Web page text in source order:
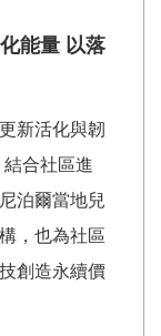
能量 以落
新活化與韌
合社區進
泊爾當地兒
，也為社區
創造永續價